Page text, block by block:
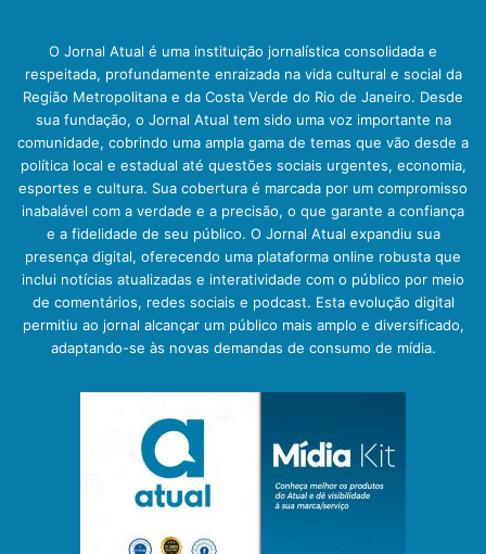
O Jornal Atual é uma instituição jornalística consolidada e
respeitada, profundamente enraizada na vida cultural e social da
Região Metropolitana e da Costa Verde do Rio de Janeiro. Desde
sua fundação, o Jornal Atual tem sido uma voz importante na
comunidade, cobrindo uma ampla gama de temas que vão desde a
política local e estadual até questões sociais urgentes, economia,
esportes e cultura. Sua cobertura é marcada por um compromisso
inabalável com a verdade e a precisão, o que garante a confiança
e a fidelidade de seu público. O Jornal Atual expandiu sua
presença digital, oferecendo uma plataforma online robusta que
inclui notícias atualizadas e interatividade com o público por meio
de comentários, redes sociais e podcast. Esta evolução digital
permitiu ao jornal alcançar um público mais amplo e diversificado,
adaptando-se às novas demandas de consumo de mídia.